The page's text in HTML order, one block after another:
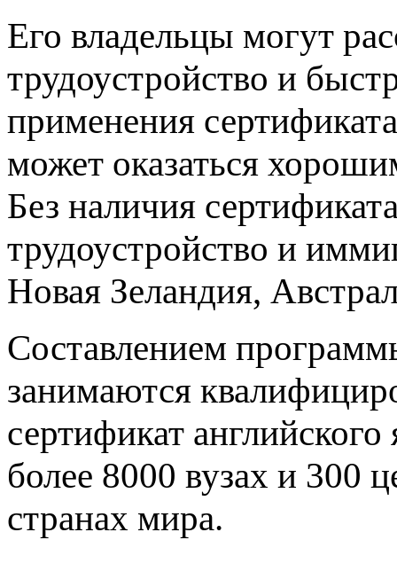
Его владельцы могут
трудоустройство и
применения
может оказаться
Без наличия
трудоустройство и
Новая Зеландия,
Составлением
занимаются
сертификат
более 8000 вузах и 300
странах мира.